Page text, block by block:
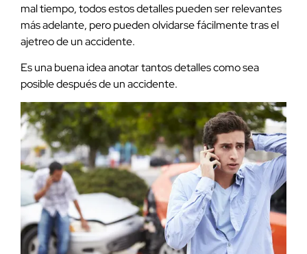
mal tiempo, todos estos detalles pueden ser relevantes
más adelante, pero pueden olvidarse fácilmente tras el
ajetreo de un accidente.
Es una buena idea anotar tantos detalles como sea
posible después de un accidente.